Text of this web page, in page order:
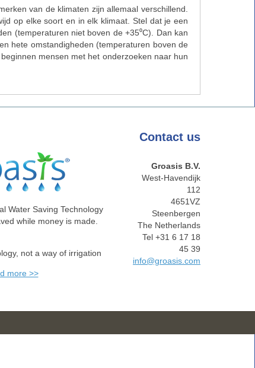
van de klimaten zijn allemaal verschillend.
op elke soort en in elk klimaat. Stel dat je een
(temperaturen niet boven de +35⁰C). Dan kan
hete omstandigheden (temperaturen boven de
mensen met het onderzoeken naar hun
Water Saving Technology
while money is made.
not a way of irrigation
more >>
Contact us
Groasis B.V.
West-Havendijk
112
4651VZ
Steenbergen
The Netherlands
Tel +31 6 17 18
45 39
info@groasis.com